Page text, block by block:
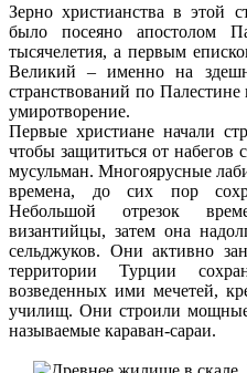
Зерно христианства в этой
было посеяно апостолом
тысячелетия, а первым
Великий – именно на
странствований по
умиротворение.
Первые христиане начали
чтобы защититься от набегов
мусульман. Многоярусные
времена, до сих пор
Небольшой отрезок
византийцы, затем она
сельджуков. Они активно
территории Турции
возведенных ими мечетей,
училищ. Они строили
называемые караван-сараи.